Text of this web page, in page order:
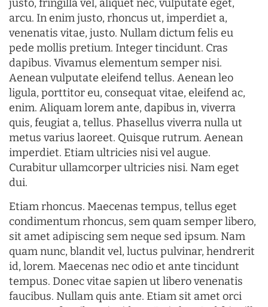
justo, fringilla vel, aliquet nec, vulputate eget,
arcu. In enim justo, rhoncus ut, imperdiet a,
venenatis vitae, justo. Nullam dictum felis eu
pede mollis pretium. Integer tincidunt. Cras
dapibus. Vivamus elementum semper nisi.
Aenean vulputate eleifend tellus. Aenean leo
ligula, porttitor eu, consequat vitae, eleifend ac,
enim. Aliquam lorem ante, dapibus in, viverra
quis, feugiat a, tellus. Phasellus viverra nulla ut
metus varius laoreet. Quisque rutrum. Aenean
imperdiet. Etiam ultricies nisi vel augue.
Curabitur ullamcorper ultricies nisi. Nam eget
dui.
Etiam rhoncus. Maecenas tempus, tellus eget
condimentum rhoncus, sem quam semper libero,
sit amet adipiscing sem neque sed ipsum. Nam
quam nunc, blandit vel, luctus pulvinar, hendrerit
id, lorem. Maecenas nec odio et ante tincidunt
tempus. Donec vitae sapien ut libero venenatis
faucibus. Nullam quis ante. Etiam sit amet orci